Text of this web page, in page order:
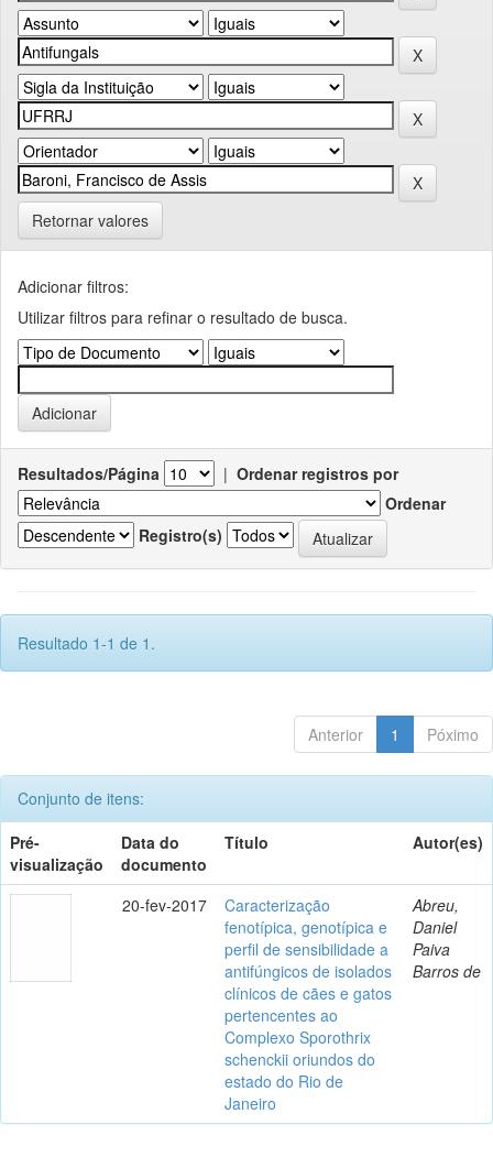
Retornar valores
Adicionar filtros:
Utilizar filtros para refinar o resultado de busca.
Resultados/Página | Ordenar registros por
Ordenar
Registro(s)
Resultado 1-1 de 1.
Anterior 1 Póximo
Conjunto de itens:
Pré-
visualização
Data do
documento
Título Autor(es)
20-fev-2017
Caracterização
fenotípica, genotípica e
perfil de sensibilidade a
antifúngicos de isolados
clínicos de cães e gatos
pertencentes ao
Complexo Sporothrix
schenckii oriundos do
estado do Rio de
Janeiro
Abreu,
Daniel
Paiva
Barros de